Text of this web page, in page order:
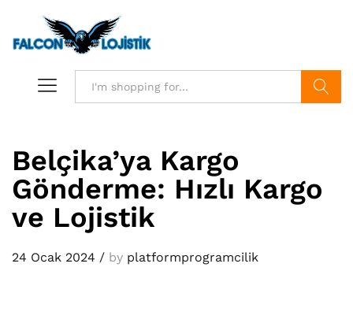
Belçika’ya Kargo
Gönderme: Hızlı Kargo
ve Lojistik
24 Ocak 2024 / by platformprogramcilik